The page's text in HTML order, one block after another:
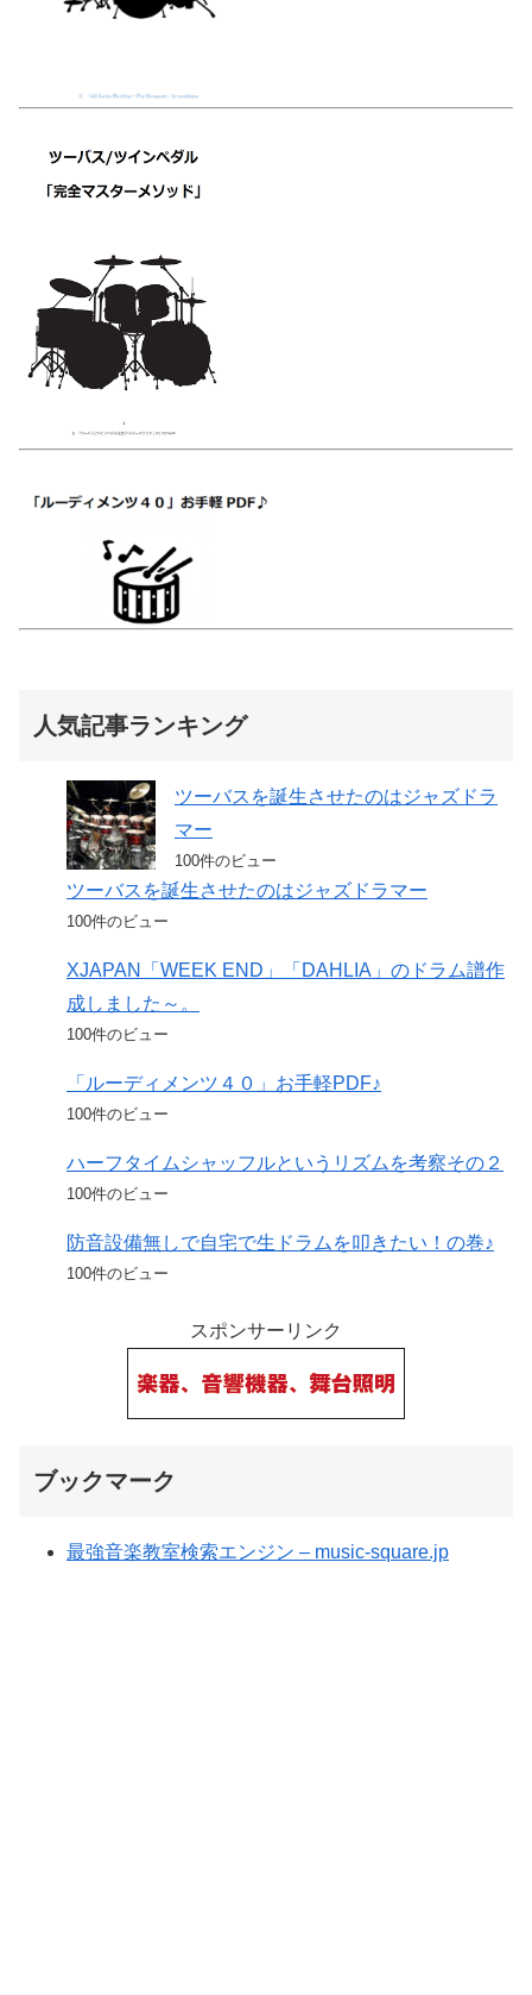
人気記事ランキング
ツーバスを誕生させたのはジャズドラ
マー
100件のビュー
ツーバスを誕生させたのはジャズドラマー
100件のビュー
XJAPAN「WEEK END」「DAHLIA」のドラム譜作
成しました～。
100件のビュー
「ルーディメンツ４０」お手軽PDF♪
100件のビュー
ハーフタイムシャッフルというリズムを考察その２
100件のビュー
防音設備無しで自宅で生ドラムを叩きたい！の巻♪
100件のビュー
スポンサーリンク
ブックマーク
最強音楽教室検索エンジン – music-square.jp